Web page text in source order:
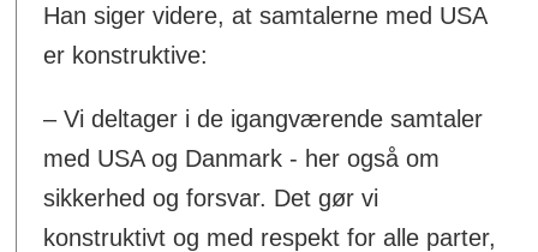
Han siger videre, at samtalerne med USA
er konstruktive:
– Vi deltager i de igangværende samtaler
med USA og Danmark - her også om
sikkerhed og forsvar. Det gør vi
konstruktivt og med respekt for alle parter,